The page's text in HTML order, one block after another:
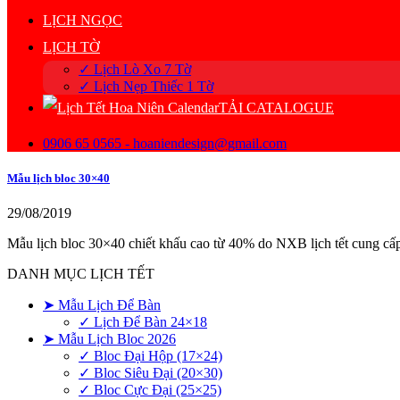
LỊCH NGỌC
LỊCH TỜ
✓ Lịch Lò Xo 7 Tờ
✓ Lịch Nẹp Thiếc 1 Tờ
TẢI CATALOGUE
0906 65 0565 - hoaniendesign@gmail.com
Mẫu lịch bloc 30×40
29/08/2019
Mẫu lịch bloc 30×40 chiết khấu cao từ 40% do NXB lịch tết cung
DANH MỤC LỊCH TẾT
➤ Mẫu Lịch Để Bàn
✓ Lịch Để Bàn 24×18
➤ Mẫu Lịch Bloc 2026
✓ Bloc Đại Hộp (17×24)
✓ Bloc Siêu Đại (20×30)
✓ Bloc Cực Đại (25×25)